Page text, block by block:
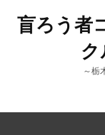
盲ろう者
～栃